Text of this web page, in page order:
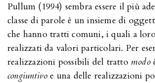
Pullum (1994) sembra essere il più
classe di parole è un insieme di
che hanno tratti comuni, i quali a
realizzati da valori particolari. Per
realizzazioni possibili del tratto modo
congiuntivo e una delle realizzazioni